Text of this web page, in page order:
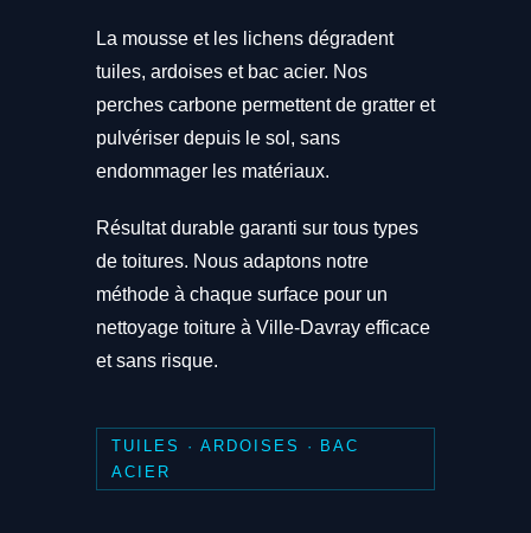
La mousse et les lichens dégradent
tuiles, ardoises et bac acier. Nos
perches carbone permettent de gratter et
pulvériser depuis le sol, sans
endommager les matériaux.
Résultat durable garanti sur tous types
de toitures. Nous adaptons notre
méthode à chaque surface pour un
nettoyage toiture à Ville-Davray efficace
et sans risque.
TUILES · ARDOISES · BAC
ACIER